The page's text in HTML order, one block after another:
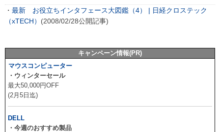
・ 最新 お役立ちインタフェース大図鑑（4） | 日経クロステック
（xTECH） (2008/02/28公開記事)
キャンペーン情報(PR)
マウスコンピューター
・ウィンターセール
最大50,000円OFF
(2月5日迄)
DELL
・今週のおすすめ製品